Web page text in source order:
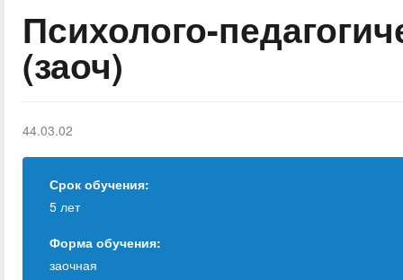
Психолого-
(заоч)
44.03.02
Срок обучения:
5 лет
Форма обучения:
заочная